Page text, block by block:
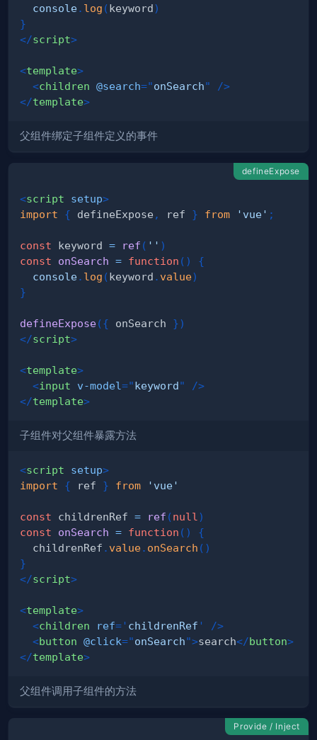
console. log (keyword)
}
</script>
<template>
<children @search="onSearch"
/>
</template>
父组件绑定子组件定义的事件
defineExpose
<script setup>
import
{ defineExpose , ref } from 'vue' ;
const keyword = ref ( '' )
const
onSearch = function ( )
{
console. log (keyword . value)
}
defineExpose({ onSearch })
</script>
<template>
<input v-model="keyword"
/>
</template>
子组件对父组件暴露方法
<script setup>
import
{ ref } from 'vue'
const childrenRef = ref (null )
const
onSearch = function ( )
{
  childrenRef
. value. onSearch ( )
}
</script>
<template>
<children ref= ' childrenRef '
/>
<button @click="onSearch">search</button>
</template>
父组件调用子组件的方法
Provide / Inject